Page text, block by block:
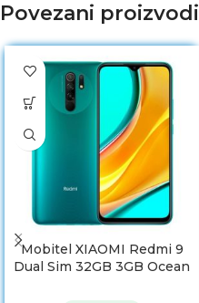
Povezani proizvodi
Mobitel XIAOMI Redmi 9
Dual Sim 32GB 3GB Ocean